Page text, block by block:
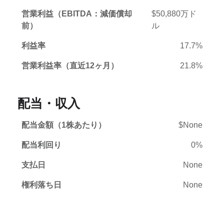
営業利益（EBITDA：減価償却
前）
$50,880万ド
ル
利益率 17.7%
営業利益率（直近12ヶ月） 21.8%
配当・収入
配当金額（1株あたり） $None
配当利回り 0%
支払日 None
権利落ち日 None